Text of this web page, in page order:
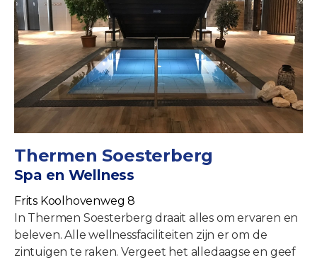
Thermen Soesterberg
Spa en Wellness
Frits Koolhovenweg 8
In Thermen Soesterberg draait alles om ervaren en
beleven. Alle wellnessfaciliteiten zijn er om de
zintuigen te raken. Vergeet het alledaagse en geef